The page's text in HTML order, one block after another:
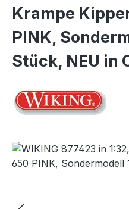
Krampe
PINK,
Stück, NEU in
Bildergalerie überspringen